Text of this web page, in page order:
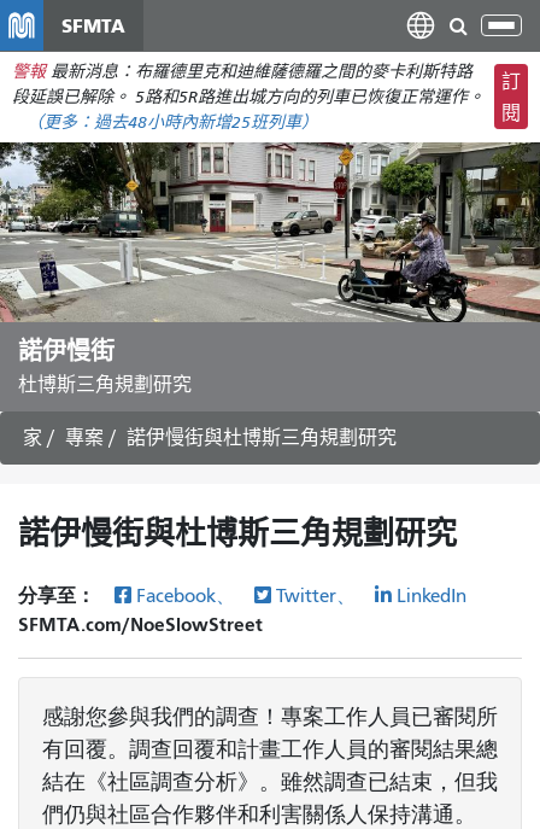
主
要
內
容
SFMTA
切
換
導
航
警報 最新消息：布羅德里克和迪維薩德羅之間的麥卡利斯特路
段延誤已解除。 5路和5R路進出城方向的列車已恢復正常運作。
（更多： 過去48小時內新增25班列車）
訂
閱
諾伊慢街
杜博斯三角規劃研究
家 專案 諾伊慢街與杜博斯三角規劃研究
諾伊慢街與杜博斯三角規劃研究
分享至： Facebook、 Twitter、 LinkedIn
SFMTA.com/NoeSlowStreet
感謝您參與我們的調查！專案工作人員已審閱所
有回覆。調查回覆和計畫工作人員的審閱結果總
結在《社區調查分析》。雖然調查已結束，但我
們仍與社區合作夥伴和利害關係人保持溝通。